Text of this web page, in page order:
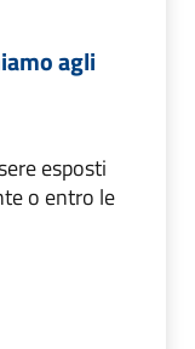
agli
esposti
o entro le